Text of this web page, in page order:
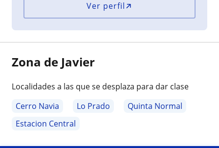
Ver perfil
Zona de Javier
Localidades a las que se desplaza para dar clase
Cerro Navia
Lo Prado
Quinta Normal
Estacion Central